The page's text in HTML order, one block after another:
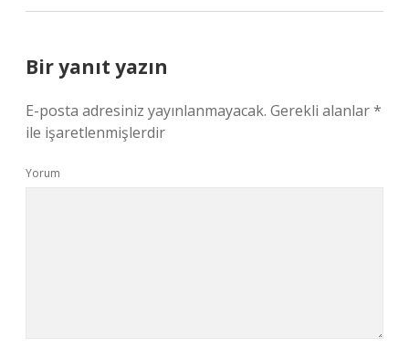
Bir yanıt yazın
E-posta adresiniz yayınlanmayacak. Gerekli alanlar*
ile işaretlenmişlerdir
Yorum